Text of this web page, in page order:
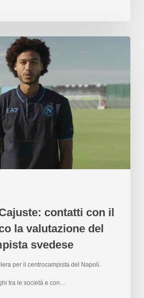
contatti con il
la valutazione del
svedese
per il centrocampista del Napoli.
tra le società e con…